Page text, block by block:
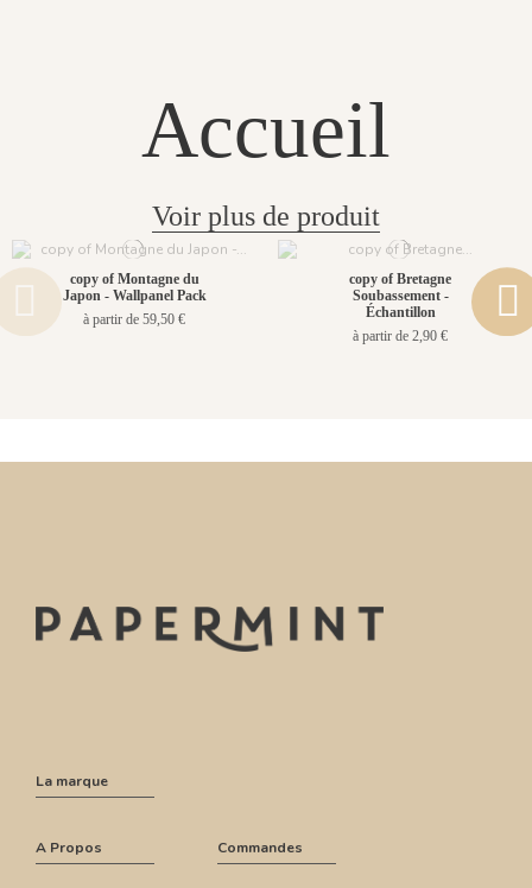
Accueil
Voir plus de produit
copy of Montagne du
Japon - Wallpanel Pack
à partir de 59,50 €
copy of Bretagne
Soubassement -
Échantillon
à partir de 2,90 €
La marque
A Propos Commandes